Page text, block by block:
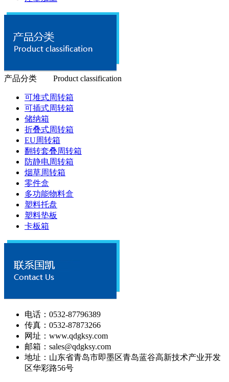
产品分类 Product classification
可堆式周转箱
可插式周转箱
储纳箱
折叠式周转箱
EU周转箱
翻转套叠周转箱
防静电周转箱
烟草周转箱
零件盒
多功能物料盒
塑料托盘
塑料垫板
卡板箱
电话：0532-87796389
传真：0532-87873266
网址：www.qdgksy.com
邮箱：sales@qdgksy.com
地址：山东省青岛市即墨区青岛蓝谷高新技术产业开发
区华彩路56号